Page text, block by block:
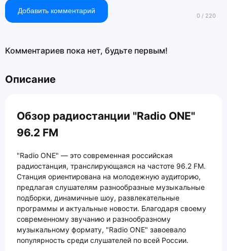
Добавить комментарий
Комментариев пока нет, будьте первым!
Описание
Обзор радиостанции "Radio ONE"
96.2 FM
"Radio ONE" — это современная российская
радиостанция, транслирующаяся на частоте 96.2 FM.
Станция ориентирована на молодежную аудиторию,
предлагая слушателям разнообразные музыкальные
подборки, динамичные шоу, развлекательные
программы и актуальные новости. Благодаря своему
современному звучанию и разнообразному
музыкальному формату, "Radio ONE" завоевало
популярность среди слушателей по всей России.